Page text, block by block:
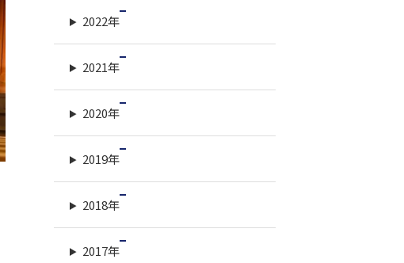
2022年
2021年
2020年
2019年
2018年
2017年